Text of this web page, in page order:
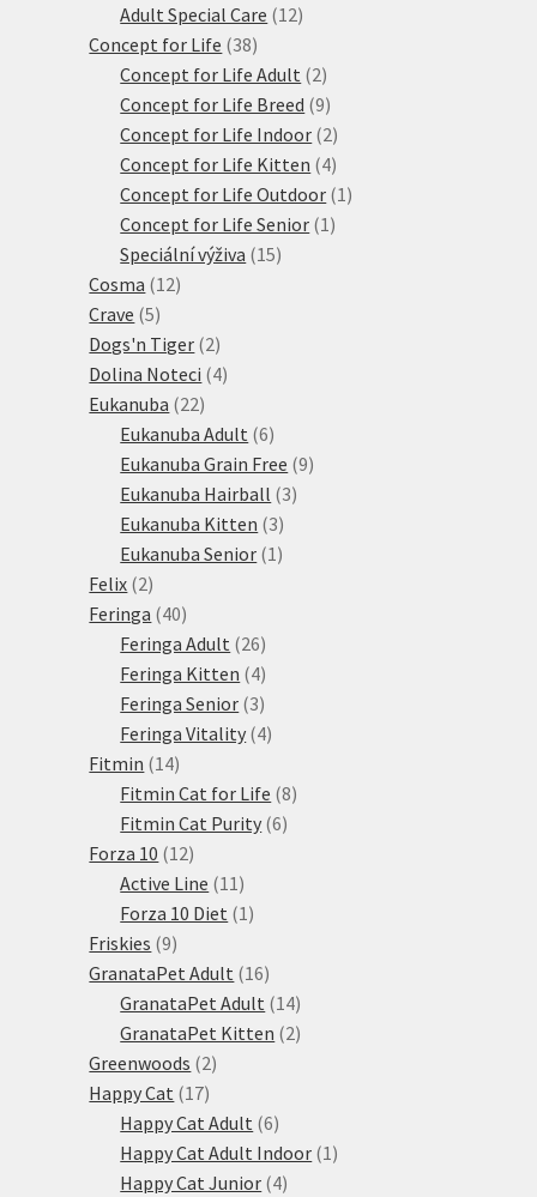
produktů
Adult Special Care 1212
Concept for Life 3838
produktů
Concept for Life Adult 22
produkty
Concept for Life Breed 99
produktů
Concept for Life Indoor 22
produkty
Concept for Life Kitten 44
produkty
Concept for Life Outdoor 11
Concept for Life Senior 11
Speciální výživa 1515
Cosma 1212
Crave 55
produktů
Dogs'n Tiger 22
produkty
Dolina Noteci 44
Eukanuba 2222
produktů
Eukanuba Adult 66
produktů
Eukanuba Grain Free 99
Eukanuba Hairball 33
Eukanuba Kitten 33
produkty
Eukanuba Senior 11
Felix 22
produkty
Feringa 4040
produktů
Feringa Adult 2626
produktů
Feringa Kitten 44
produkty
Feringa Senior 33
produkty
Feringa Vitality 44
Fitmin 1414
produktů
Fitmin Cat for Life 88
Fitmin Cat Purity 66
Forza 10 1212
produktů
Active Line 1111
produktů
Forza 10 Diet 11
Friskies 99
produktů
GranataPet Adult 1616
produktů
GranataPet Adult 1414
produktů
GranataPet Kitten 22
Greenwoods 22
Happy Cat 1717
produktů
Happy Cat Adult 66
produktů
Happy Cat Adult Indoor 11
Happy Cat Junior 44